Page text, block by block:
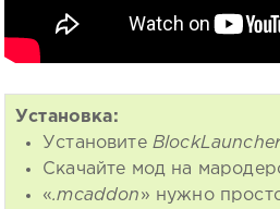
Установка:
Установите
Скачайте мод на
«.mcaddon » нужно